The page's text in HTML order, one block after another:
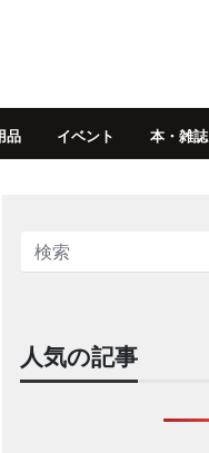
品 イベント 本・雑誌
人気の記事